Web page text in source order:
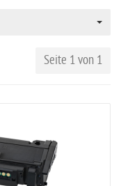
Seite 1 von 1